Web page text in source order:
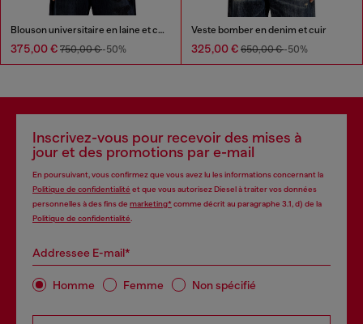
Blouson universitaire en laine et cuir
375,00 € 750,00 €-50%
Veste bomber en denim et cuir
325,00 € 650,00 €-50%
Inscrivez-vous pour recevoir des mises à
jour et des promotions par e-mail
En poursuivant, vous confirmez que vous avez lu les informations concernant la
Politique de confidentialité et que vous autorisez Diesel à traiter vos données
personnelles à des fins de marketing*comme décrit au paragraphe 3.1, d) de la
Politique de confidentialité
Addressee E-mail*
Homme Femme Non spécifié